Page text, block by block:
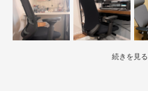
続きを見る